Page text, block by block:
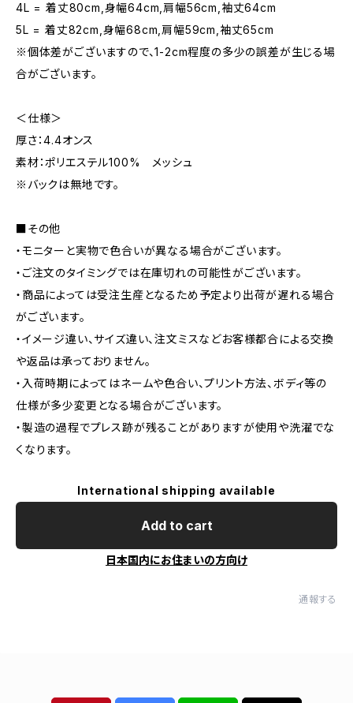
4L = 着丈80cm,身幅64cm,肩幅56cm,袖丈64cm
5L = 着丈82cm,身幅68cm,肩幅59cm,袖丈65cm
※個体差がございますので、1-2cm程度の多少の誤差が生じる場
合がございます。
＜仕様＞
厚さ：4.4オンス
素材：ポリエステル100% メッシュ
※バックは無地です。
■その他
・モニターと実物で色合いが異なる場合がございます。
・ご注文のタイミングでは在庫切れの可能性がございます。
・商品によっては受注生産となるため予定より出荷が遅れる場合
がございます。
・イメージ違い、サイズ違い、注文ミスなどお客様都合による交換
や返品は承っておりません。
・入荷時期によってはネームや色合い、プリント方法、ボディ等の
仕様が多少変更となる場合がございます。
・製造の過程でプレス跡が残ることがありますが使用や洗濯でな
くなります。
International shipping available
Add to cart
日本国内にお住まいの方向け
通報する